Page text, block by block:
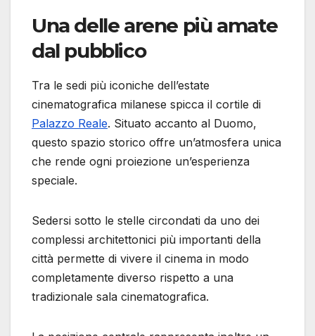
Una delle arene più amate
dal pubblico
Tra le sedi più iconiche dell’estate
cinematografica milanese spicca il cortile di
Palazzo Reale. Situato accanto al Duomo,
questo spazio storico offre un’atmosfera unica
che rende ogni proiezione un’esperienza
speciale.
Sedersi sotto le stelle circondati da uno dei
complessi architettonici più importanti della
città permette di vivere il cinema in modo
completamente diverso rispetto a una
tradizionale sala cinematografica.